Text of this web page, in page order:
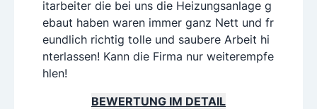
itarbeiter die bei uns die Heizungsanlage g
ebaut haben waren immer ganz Nett und fr
eundlich richtig tolle und saubere Arbeit hi
nterlassen! Kann die Firma nur weiterempfe
hlen!
BEWERTUNG IM DETAIL